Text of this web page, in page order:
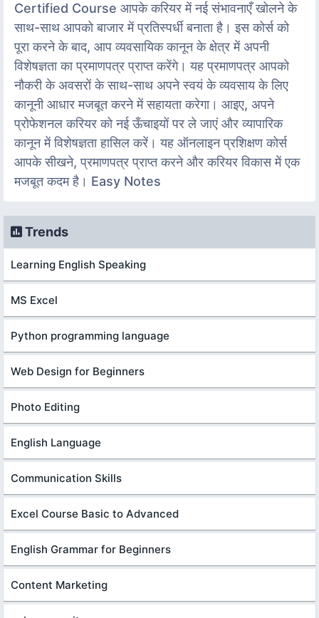
Certified Course आपके करियर में नई संभावनाएँ खोलने के
साथ-साथ आपको बाजार में प्रतिस्पर्धी बनाता है। इस कोर्स को
पूरा करने के बाद, आप व्यवसायिक कानून के क्षेत्र में अपनी
विशेषज्ञता का प्रमाणपत्र प्राप्त करेंगे। यह प्रमाणपत्र आपको
नौकरी के अवसरों के साथ-साथ अपने स्वयं के व्यवसाय के लिए
कानूनी आधार मजबूत करने में सहायता करेगा। आइए, अपने
प्रोफेशनल करियर को नई ऊँचाइयों पर ले जाएं और व्यापारिक
कानून में विशेषज्ञता हासिल करें। यह ऑनलाइन प्रशिक्षण कोर्स
आपके सीखने, प्रमाणपत्र प्राप्त करने और करियर विकास में एक
मजबूत कदम है। Easy Notes
Trends
Learning English Speaking
MS Excel
Python programming language
Web Design for Beginners
Photo Editing
English Language
Communication Skills
Excel Course Basic to Advanced
English Grammar for Beginners
Content Marketing